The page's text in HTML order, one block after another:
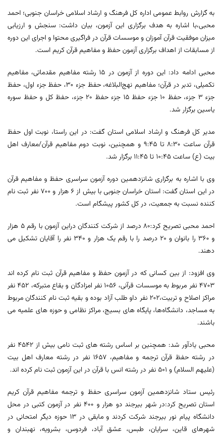
به گزارش روابط عمومی اداره کل فرهنگ و ارشاد اسلامی خراسان جنوبی؛ احمد
محبی،با اشاره به هدف برگزاری این آزمون، بیان داشت: سنجش و ارزیابی
میزان موفقیت قرآن آموزان و موسسات قرآن در فراگیری محتوا و اجرای این دوره
از مسابقات از اهداف برگزاری آزمون حفظ و مفاهیم قرآن کریم است.
محبی ادامه داد: این دوره از آزمون در ١٥ رشته مفاهیم مقدماتی، مفاهیم
تکمیلی، تدبر در قرآن؛ مفاهیم نهج‌البلاغه، حفظ جزء ٣٠، حفظ جزء اول، حفظ
جزء ٣ جزء، حفظ ١٠ جزء حفظ ١٥ جزء حفظ ٢٠ جزء، حفظ کل و حفظ سوره
یاسین برگزار شد.
مدیر کل فرهنگ و ارشاد اسلامی استان گفت: در این راستا، نوبت اول حفظ
قرآن ساعت ٨:٣٠ تا ٩:٤٥ و همچنین، نوبت دوم مفاهیم قرآن/معارف اهل
بیت (ع) ساعت ١٠:٤٥ تا ١١:٤٥ برگزار شد.
وی با اشاره به برگزاری شانزدهمین دوره آزمون سراسری حفظ و مفاهیم قرآن
در این استان گفت: استان خراسان جنوبی با بیش از ٦ هزار و ٧٠٠ نفر ثبت نام
کننده نسبت به جمعیت، در کل کشور پیشگام است.
احمد محبی تصریح کرد:‌۸۰ درصد از شرکت کنندگان دراین آزمون با رقم ۵ هزار
و ۳۶۰ را بانوان و ۲۰ درصد را با رقم یک هزار و ۳۴۰ نفر را آقایان تشکیل می
دهند.
وی افزود: از بین کسانی که در آزمون حفظ و مفاهیم قرآن ثبت نام کرده اند
٤٧٠٣ نفر مربوط به موسسات قرآنی، ١٠٥٦ نفر امزادگان و بقاع متبرکه، ٤٥٢ نفر
مراکز اصلاح و تربیت،٢٠٢ نفر داو طلب آزاد بوده و بقیه ثبت نام کنندگان مربوط
به مساجد، دانشگاه‌ها، پایگاه های بسیج، مراکز نظامی و حوزه های علمیه می
باشند.
محبی یادآور شد: همچنین بر اساس رشته های ثبت نامی بیش از ٤٥٤٢ نفر
در رشته حفظ قرآن ترجمه و مفاهیم، ١٦٥٧ نفر در رشته معارف اهل بیت
(علیهم السلام) و ٥٠١ نفر در رشته انس با قرآن در این آزمون ثبت نام کرده اند.
رئیس ستاد شانزدهمین آزمون سراسری حفظ و ترجمه مفاهیم قرآن کریم
استان تصریح کرد:در شهر بیرجند دو هزار و ٤٠٠ نفر در آزمون کتبی در محل
دانشگاه پیام نور بیرجند شرکت کردند و مابقی در ١٣ حوزه دیگر امتحانی در
شهرهای قاین، سرایان، طبس، عشق آباد، فردوس، بشرویه، نهبندان و